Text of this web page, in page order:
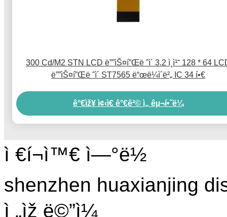
300 Cd/M2 STN LCD ë””ìŠ¤í”Œë ˆì´ 3.2 ì¸ì¹˜ 128 * 64
ë””ìŠ¤í”Œë ˆì´ ST7565 ë“œë¼ì´ë²„ IC 34 í•€
ê°€ìž¥ ì¢‹ì€ ê°€ê²© ì„ êµ¬í•˜ë¼
ì €í¬ì™€ ì—°ë½
shenzhen huaxianjing
ì „ìž ë©”ì¼